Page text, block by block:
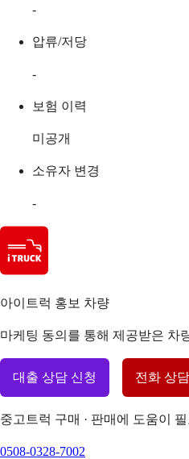
-
압류/저당
-
보험 이력
미공개
소유자 변경
-
아이트럭 홍보 차량
마케팅 동의를 통해 제공받은 차
대출 상담 신청 전화 상담
중고트럭 구매 · 판매에 도움이
0508-0328-7002